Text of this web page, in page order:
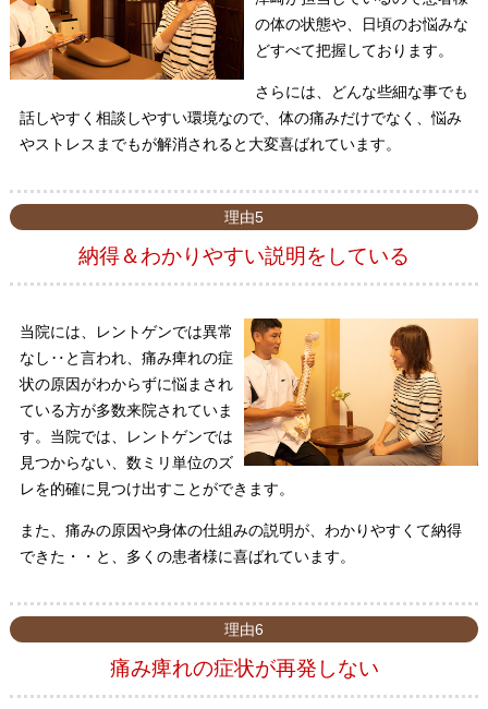
の体の状態や、日頃のお悩みな
どすべて把握しております。
さらには、どんな些細な事でも
話しやすく相談しやすい環境なので、体の痛みだけでなく、悩み
やストレスまでもが解消されると大変喜ばれています。
理由5
納得＆わかりやすい説明をしている
当院には、レントゲンでは異常
なし‥と言われ、痛み痺れの症
状の原因がわからずに悩まされ
ている方が多数来院されていま
す。当院では、レントゲンでは
見つからない、数ミリ単位のズ
レを的確に見つけ出すことができます。
また、痛みの原因や身体の仕組みの説明が、わかりやすくて納得
できた・・と、多くの患者様に喜ばれています。
理由6
痛み痺れの症状が再発しない